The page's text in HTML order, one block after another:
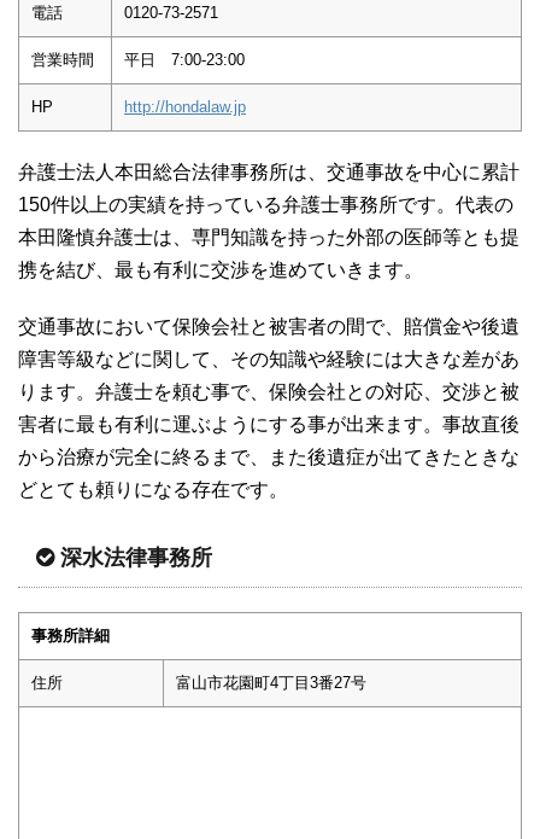
電話 0120-73-2571
営業時間 平日 7:00-23:00
HP http://hondalaw.jp
弁護士法人本田総合法律事務所は、交通事故を中心に累計
150件以上の実績を持っている弁護士事務所です。代表の
本田隆慎弁護士は、専門知識を持った外部の医師等とも提
携を結び、最も有利に交渉を進めていきます。
交通事故において保険会社と被害者の間で、賠償金や後遺
障害等級などに関して、その知識や経験には大きな差があ
ります。弁護士を頼む事で、保険会社との対応、交渉と被
害者に最も有利に運ぶようにする事が出来ます。事故直後
から治療が完全に終るまで、また後遺症が出てきたときな
どとても頼りになる存在です。
深水法律事務所
事務所詳細
住所 富山市花園町4丁目3番27号